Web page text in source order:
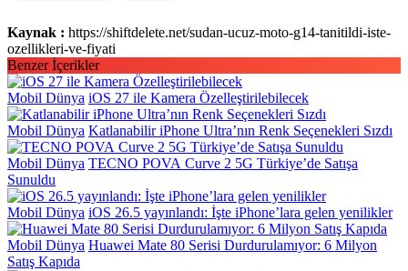
Kaynak : https://shiftdelete.net/sudan-ucuz-moto-g14-tanitildi-iste-
ozellikleri-ve-fiyati
Benzer İçerikler
Mobil Dünya iOS 27 ile Kamera Özelleştirilebilecek
Mobil Dünya Katlanabilir iPhone Ultra’nın Renk Seçenekleri Sızdı
Mobil Dünya TECNO POVA Curve 2 5G Türkiye’de Satışa
Sunuldu
Mobil Dünya iOS 26.5 yayınlandı: İşte iPhone’lara gelen yenilikler
Mobil Dünya Huawei Mate 80 Serisi Durdurulamıyor: 6 Milyon
Satış Kapıda